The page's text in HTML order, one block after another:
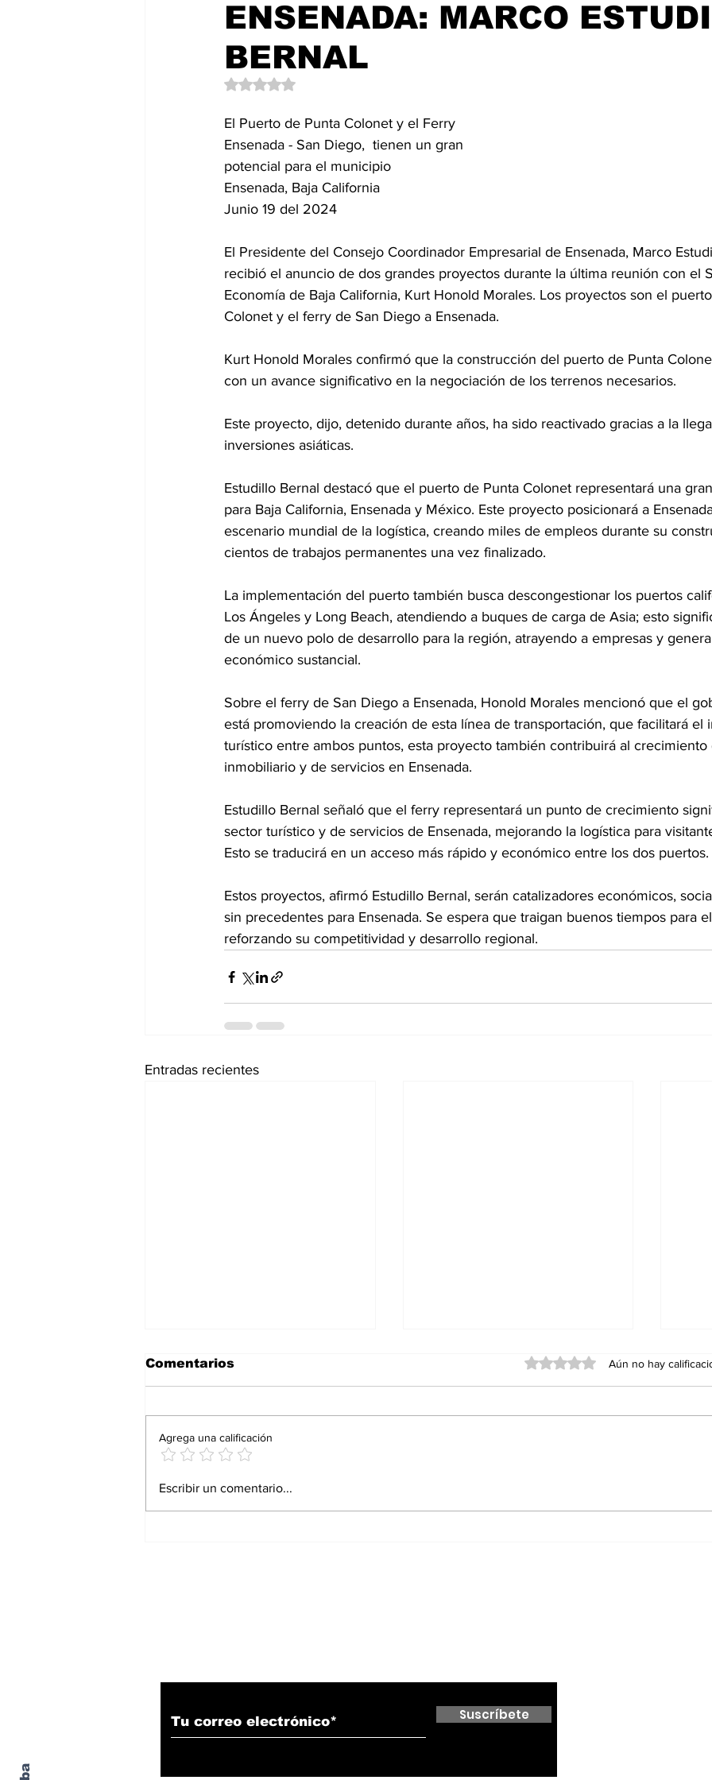
EntramadoBC Tijuana, Baja California Ciencia & Tech Tecate, Baja
ENSENADA: MARCO
BERNAL
Obtuvo NaN de 5 estrellas.
El Puerto de Punta Colonet y el Ferry
Ensenada - San Diego,  tienen un gran
potencial para el municipio
Ensenada, Baja California
Junio 19 del 2024
El Presidente del Consejo Coordinador Empresarial de Ensenada, Marco
recibió el anuncio de dos grandes proyectos durante la última reunión con el
Economía de Baja California, Kurt Honold Morales. Los proyectos son el
Colonet y el ferry de San Diego a Ensenada.
Kurt Honold Morales confirmó que la construcción del puerto de Punta
con un avance significativo en la negociación de los terrenos necesarios.
Este proyecto, dijo, detenido durante años, ha sido reactivado gracias a la
inversiones asiáticas.
Estudillo Bernal destacó que el puerto de Punta Colonet representará una
para Baja California, Ensenada y México. Este proyecto posicionará a
escenario mundial de la logística, creando miles de empleos durante su
cientos de trabajos permanentes una vez finalizado.
La implementación del puerto también busca descongestionar los puertos
Los Ángeles y Long Beach, atendiendo a buques de carga de Asia; esto
de un nuevo polo de desarrollo para la región, atrayendo a empresas y
económico sustancial.
Sobre el ferry de San Diego a Ensenada, Honold Morales mencionó que el
está promoviendo la creación de esta línea de transportación, que facilitará el
turístico entre ambos puntos, esta proyecto también contribuirá al crecimiento
inmobiliario y de servicios en Ensenada.
Estudillo Bernal señaló que el ferry representará un punto de crecimiento
sector turístico y de servicios de Ensenada, mejorando la logística para
Esto se traducirá en un acceso más rápido y económico entre los dos puertos.
Estos proyectos, afirmó Estudillo Bernal, serán catalizadores económicos,
sin precedentes para Ensenada. Se espera que traigan buenos tiempos para
reforzando su competitividad y desarrollo regional.
Entradas recientes
Proturismo responde
Martínez Bremer
educación, inclusión y
Comentarios Obtuvo 0 de 5 estrellas.
Aún no hay
Agrega una calificación
Escribir un comentario...
Suscríbete